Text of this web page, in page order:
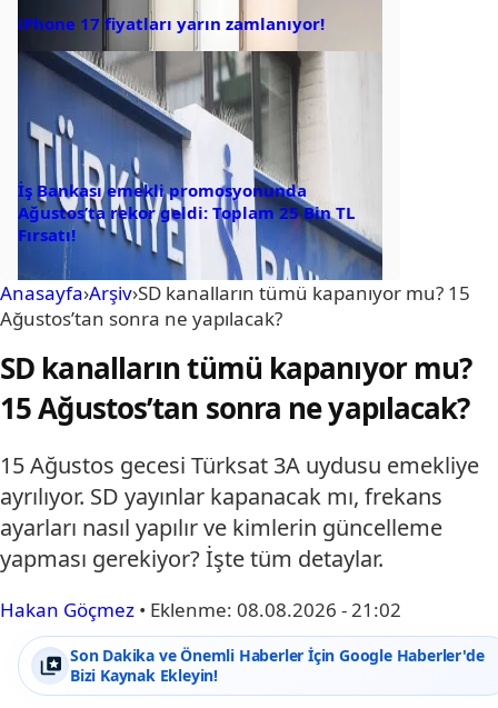
iPhone 17 fiyatları yarın zamlanıyor!
İş Bankası emekli promosyonunda
Ağustos’ta rekor geldi: Toplam 25 Bin TL
Fırsatı!
Anasayfa›Arşiv›SD kanalların tümü kapanıyor mu? 15
Ağustos’tan sonra ne yapılacak?
SD kanalların tümü kapanıyor mu?
15 Ağustos’tan sonra ne yapılacak?
15 Ağustos gecesi Türksat 3A uydusu emekliye
ayrılıyor. SD yayınlar kapanacak mı, frekans
ayarları nasıl yapılır ve kimlerin güncelleme
yapması gerekiyor? İşte tüm detaylar.
Hakan Göçmez • Eklenme: 08.08.2026 - 21:02
Son Dakika ve Önemli Haberler İçin Google Haberler'de
Bizi Kaynak Ekleyin!